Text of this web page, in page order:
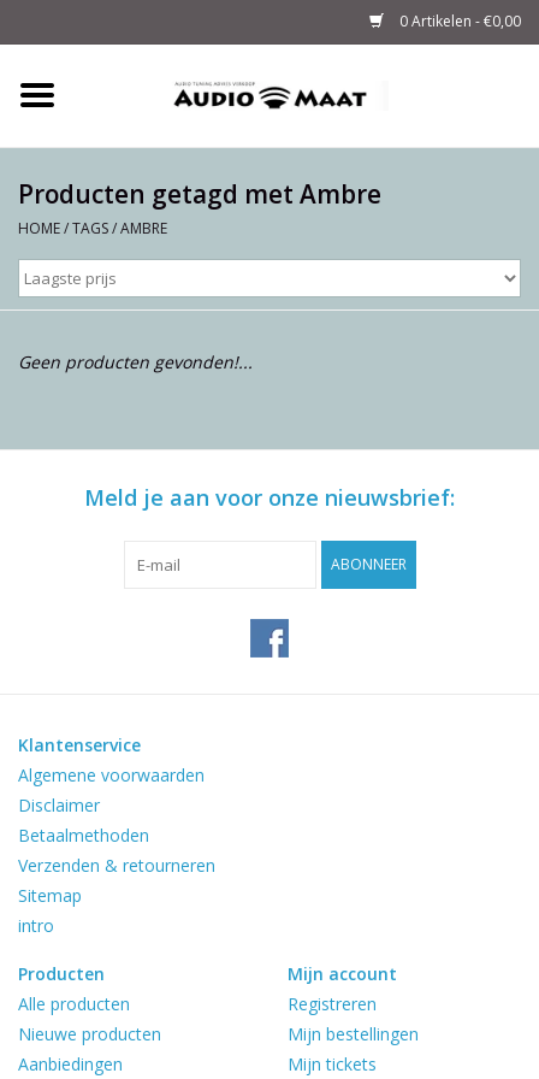
0 Artikelen - €0,00
Tuning
Powerstrips
Producten getagd met Ambre
HOME/TAGS/AMBRE
Geen producten gevonden!...
Meld je aan voor onze nieuwsbrief:
ABONNEER
Klantenservice
Algemene voorwaarden
Disclaimer
Betaalmethoden
Verzenden & retourneren
Sitemap
intro
Producten
Alle producten
Nieuwe producten
Aanbiedingen
Mijn account
Registreren
Mijn bestellingen
Mijn tickets